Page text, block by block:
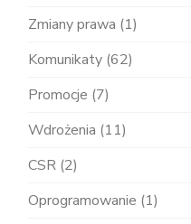
Zmiany prawa (1)
Komunikaty (62)
Promocje (7)
Wdrożenia (11)
CSR (2)
Oprogramowanie (1)